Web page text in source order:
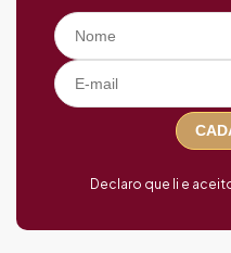
Declaro que li e